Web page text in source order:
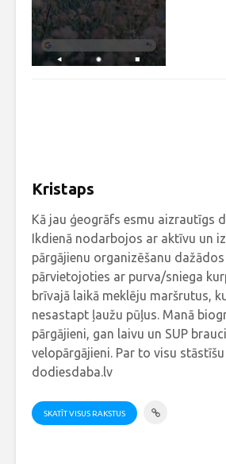
Kristaps
Kā jau ģeogrāfs esmu aizrautīgs
Ikdienā nodarbojos ar aktīvu un
pārgājienu organizēšanu
pārvietojoties ar purva/sniega
brīvajā laikā meklēju maršrutus,
nesastapt ļaužu pūļus. Manā
pārgājieni, gan laivu un SUP
velopārgājieni. Par to visu
dodiesdaba.lv
SKATĪT VISUS RAKSTUS